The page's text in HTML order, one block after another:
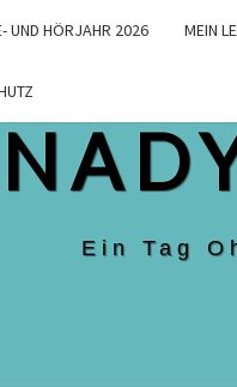
UND HÖRJAHR 2026 MEIN
Ein Tag